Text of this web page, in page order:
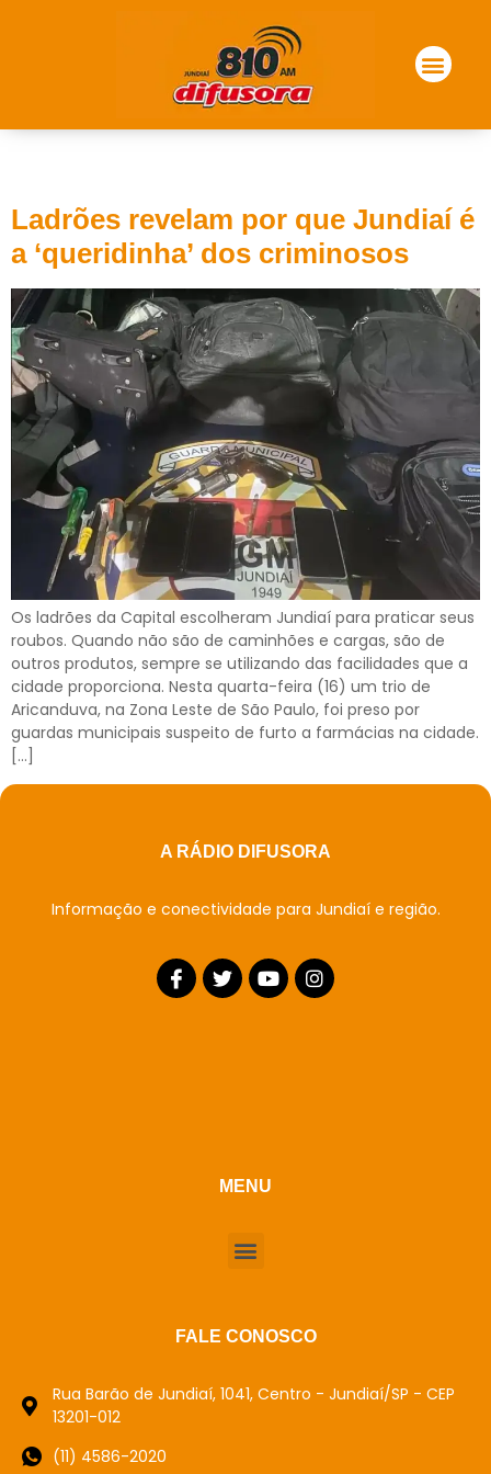
Ladrões revelam por que Jundiaí é
a ‘queridinha’ dos criminosos
Os ladrões da Capital escolheram Jundiaí para praticar seus
roubos. Quando não são de caminhões e cargas, são de
outros produtos, sempre se utilizando das facilidades que a
cidade proporciona. Nesta quarta-feira (16) um trio de
Aricanduva, na Zona Leste de São Paulo, foi preso por
guardas municipais suspeito de furto a farmácias na cidade.
[…]
A RÁDIO DIFUSORA
Informação e conectividade para Jundiaí e região.
MENU
FALE CONOSCO
Rua Barão de Jundiaí, 1041, Centro - Jundiaí/SP - CEP
13201-012
(11) 4586-2020